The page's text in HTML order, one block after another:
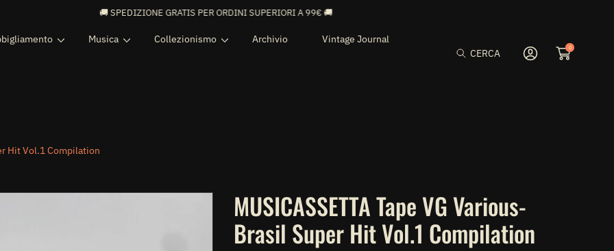
🚚 SPEDIZIONE GRATIS PER ORDINI SUPERIORI A 99€ 🚚
Musica Collezionismo Archivio Vintage Journal
CERCA Accedi
0
Hit Vol.1 Compilation
MUSICASSETTA Tape VG Various-
Brasil Super Hit Vol.1 Compilation